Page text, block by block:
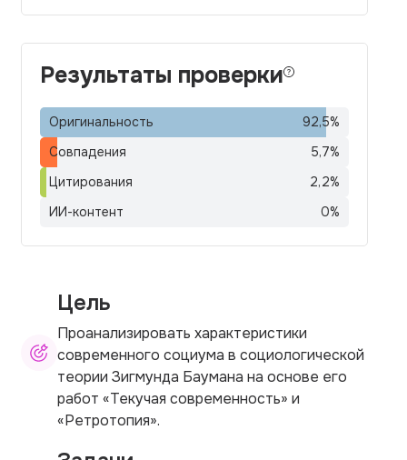
Результаты проверки
Оригинальность 92,5%
Совпадения
5,7%
Цитирования
2,2%
ИИ-контент
0%
Цель
Проанализировать характеристики
современного социума в социологической
теории Зигмунда Баумана на основе его
работ «Текучая современность» и
«Ретротопия».